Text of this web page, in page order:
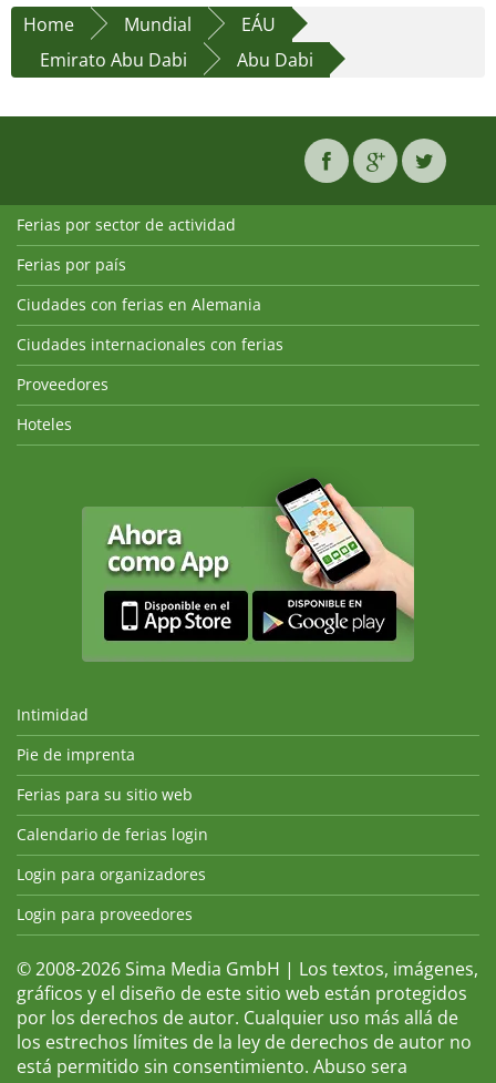
Home Mundial
EÁU
Emirato Abu Dabi
Abu Dabi
Ferias por sector de actividad
Ferias por país
Ciudades con ferias en Alemania
Ciudades internacionales con ferias
Proveedores
Hoteles
Intimidad
Pie de imprenta
Ferias para su sitio web
Calendario de ferias login
Login para organizadores
Login para proveedores
© 2008-2026 Sima Media GmbH | Los textos, imágenes,
gráficos y el diseño de este sitio web están protegidos
por los derechos de autor. Cualquier uso más allá de
los estrechos límites de la ley de derechos de autor no
está permitido sin consentimiento. Abuso sera